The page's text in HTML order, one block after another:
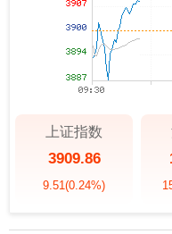
上证指数
3909.86
9.51(0.24%)